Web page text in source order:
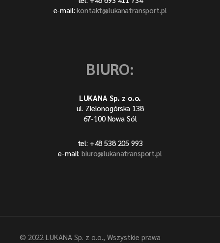
e-mail:kontakt@lukanatransport.pl
BIURO:
LUKANA Sp. z o.o.
ul. Zielonogórska 138
67-100 Nowa Sól
tel: +48 538 205 993
e-mail:biuro@lukanatransport.pl
© 2022 LUKANA Sp. z o.o., Wszystkie prawa